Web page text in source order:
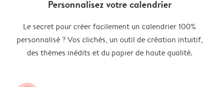
Personnalisez votre calendrier
Le secret pour créer facilement un calendrier 100%
personnalisé ? Vos clichés, un outil de création intuitif,
des thèmes inédits et du papier de haute qualité.